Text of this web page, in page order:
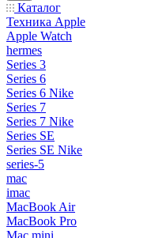
Каталог
Техника Apple
Apple Watch
hermes
Series 3
Series 6
Series 6 Nike
Series 7
Series 7 Nike
Series SE
Series SE Nike
series-5
mac
imac
MacBook Air
MacBook Pro
Mac mini